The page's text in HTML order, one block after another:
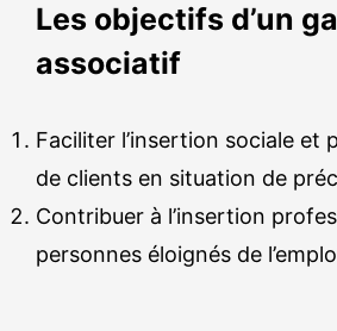
Les objectifs d’un
associatif
Faciliter l’insertion sociale et
de clients en situation de
Contribuer à l’insertion
personnes éloignés de